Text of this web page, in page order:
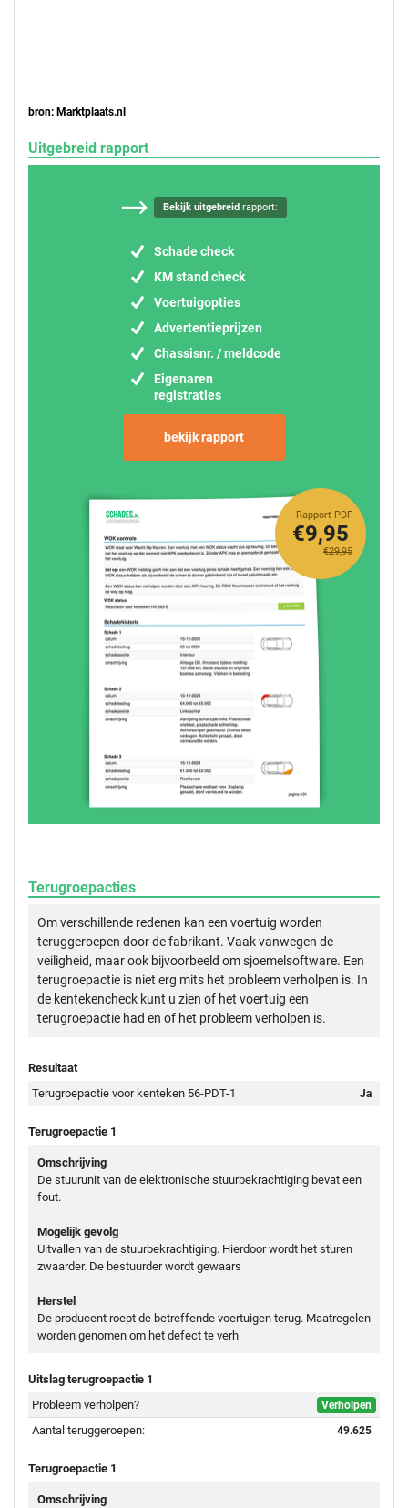
bron: Marktplaats.nl
Uitgebreid rapport
Bekijk uitgebreidrapport:
Schade check
KM stand check
Voertuigopties
Advertentieprijzen
Chassisnr. / meldcode
Eigenaren
registraties
bekijk rapport
Rapport PDF
€29,95
€9,95
Terugroepacties
Om verschillende redenen kan een voertuig worden
teruggeroepen door de fabrikant. Vaak vanwegen de
veiligheid, maar ook bijvoorbeeld om sjoemelsoftware. Een
terugroepactie is niet erg mits het probleem verholpen is. In
de kentekencheck kunt u zien of het voertuig een
terugroepactie had en of het probleem verholpen is.
Resultaat
Terugroepactie voor kenteken 56-PDT-1
Ja
Terugroepactie 1
Omschrijving
De stuurunit van de elektronische stuurbekrachtiging bevat een
fout.
Mogelijk gevolg
Uitvallen van de stuurbekrachtiging. Hierdoor wordt het sturen
zwaarder. De bestuurder wordt gewaars
Herstel
De producent roept de betreffende voertuigen terug. Maatregelen
worden genomen om het defect te verh
Uitslag terugroepactie 1
Probleem verholpen?
Verholpen
Aantal teruggeroepen: 49.625
Terugroepactie 1
Omschrijving